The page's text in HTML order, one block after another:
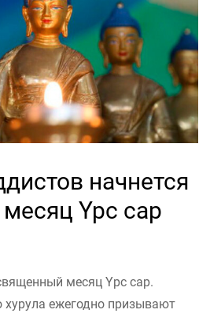
начнется
Үрс сар
месяц Үрс сар.
ежегодно призывают